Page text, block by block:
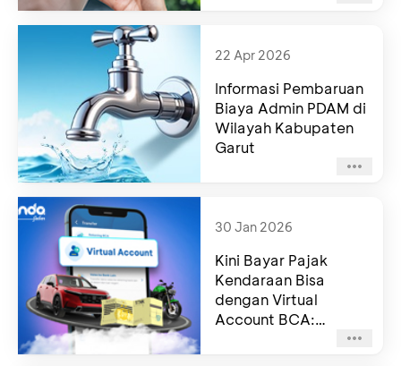
22 Apr 2026
Informasi Pembaruan
Biaya Admin PDAM di
Wilayah Kabupaten
Garut
30 Jan 2026
Kini Bayar Pajak
Kendaraan Bisa
dengan Virtual
Account BCA: